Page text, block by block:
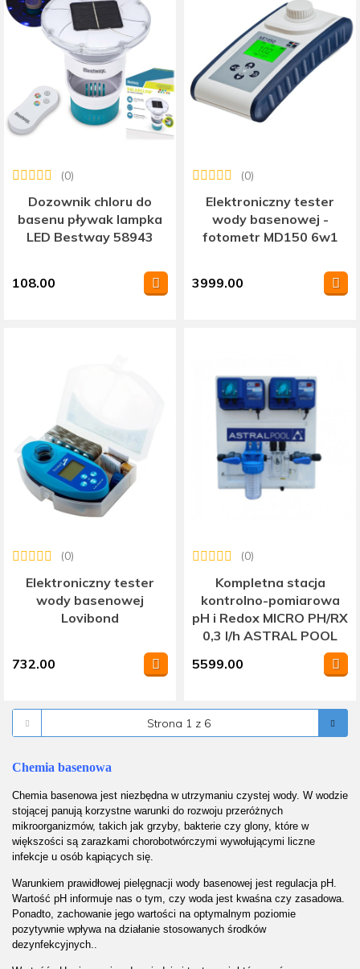
Dozownik chloru do
basenu pływak lampka
LED Bestway 58943
(0)
108.00
Elektroniczny tester
wody basenowej -
fotometr MD150 6w1
(0)
3999.00
Elektroniczny tester
wody basenowej
Lovibond
(0)
732.00
Kompletna stacja
kontrolno-pomiarowa
pH i Redox MICRO PH/RX
0,3 l/h ASTRAL POOL
(0)
5599.00
Chemia basenowa
Chemia basenowa jest niezbędna w utrzymaniu czystej wody. W wodzie
stojącej panują korzystne warunki do rozwoju przeróżnych
mikroorganizmów, takich jak grzyby, bakterie czy glony, które w
większości są zarazkami chorobotwórczymi wywołującymi liczne
infekcje u osób kąpiących się.
Warunkiem prawidłowej pielęgnacji wody basenowej jest regulacja pH.
Wartość pH informuje nas o tym, czy woda jest kwaśna czy zasadowa.
Ponadto, zachowanie jego wartości na optymalnym poziomie
pozytywnie wpływa na działanie stosowanych środków
dezynfekcyjnych..